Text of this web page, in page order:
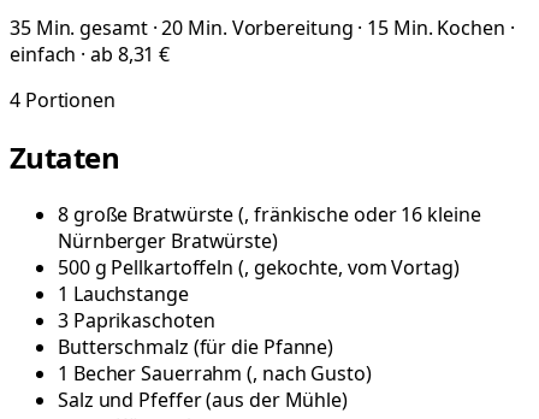
35 Min. gesamt · 20 Min. Vorbereitung · 15 Min. Kochen ·
einfach · ab 8,31 €
4 Portionen
Zutaten
8große Bratwürste(, fränkische oder 16 kleine
Nürnberger Bratwürste)
500g Pellkartoffeln (, gekochte, vom Vortag)
1 Lauchstange
3 Paprikaschoten
Butterschmalz (für die Pfanne)
1 BecherSauerrahm (, nach Gusto)
Salz und Pfeffer(aus der Mühle)